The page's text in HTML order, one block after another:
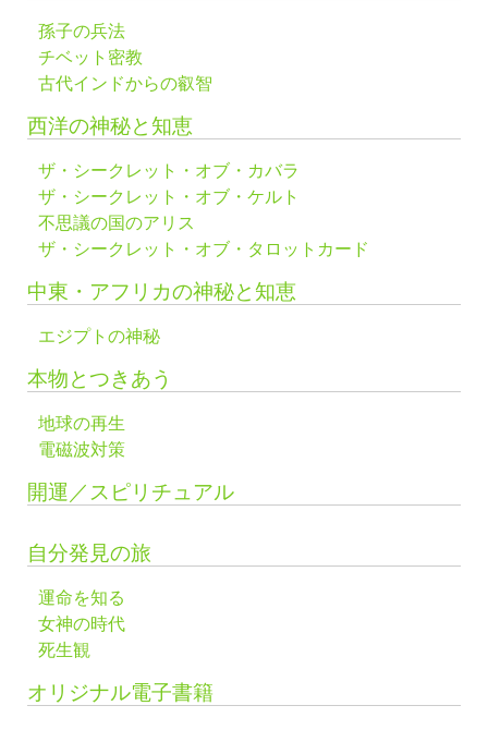
孫子の兵法
チベット密教
古代インドからの叡智
西洋の神秘と知恵
ザ・シークレット・オブ・カバラ
ザ・シークレット・オブ・ケルト
不思議の国のアリス
ザ・シークレット・オブ・タロットカード
中東・アフリカの神秘と知恵
エジプトの神秘
本物とつきあう
地球の再生
電磁波対策
開運／スピリチュアル
自分発見の旅
運命を知る
女神の時代
死生観
オリジナル電子書籍